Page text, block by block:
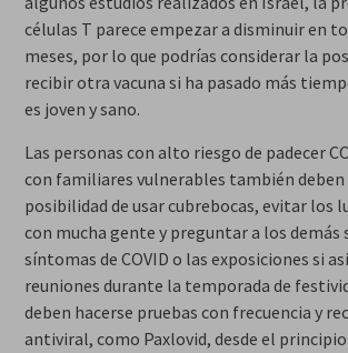
células T parece empezar a disminuir en
meses, por lo que podrías considerar la
recibir otra vacuna si ha pasado más
es joven y sano.
Las personas con alto riesgo de padecer
con familiares vulnerables también deben
posibilidad de usar cubrebocas, evitar los
con mucha gente y preguntar a los demás
síntomas de COVID o las exposiciones si
reuniones durante la temporada de
deben hacerse pruebas con frecuencia y
antiviral, como Paxlovid, desde el principio